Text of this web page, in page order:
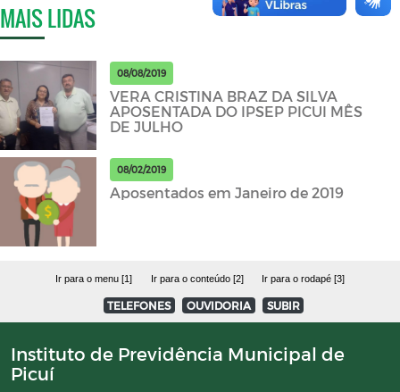
MAIS LIDAS
08/08/2019
VERA CRISTINA BRAZ DA SILVA
APOSENTADA DO IPSEP PICUI MÊS
DE JULHO
08/02/2019
Aposentados em Janeiro de 2019
Ir para o menu [1] Ir para o conteúdo [2] Ir para o rodapé [3]
TELEFONES OUVIDORIA SUBIR
Instituto de Previdência Municipal de
Picuí